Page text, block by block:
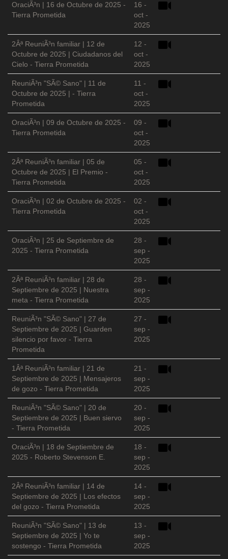
OraciÃ³n | 16 de Octubre de 2025 -
Tierra Prometida
16 -
oct -
2025
2Âª ReuniÃ³n familiar | 12 de
Octubre de 2025 | Ciudadanos del
Cielo - Tierra Prometida
12 -
oct -
2025
ReuniÃ³n "SÃ© Sano" | 11 de
Octubre de 2025 | - Tierra
Prometida
11 -
oct -
2025
OraciÃ³n | 09 de Octubre de 2025 -
Tierra Prometida
09 -
oct -
2025
2Âª ReuniÃ³n familiar | 05 de
Octubre de 2025 | El Premio -
Tierra Prometida
05 -
oct -
2025
OraciÃ³n | 02 de Octubre de 2025 -
Tierra Prometida
02 -
oct -
2025
OraciÃ³n | 25 de Septiembre de
2025 - Tierra Prometida
28 -
sep -
2025
2Âª ReuniÃ³n familiar | 28 de
Septiembre de 2025 | Nuestra
meta - Tierra Prometida
28 -
sep -
2025
ReuniÃ³n "SÃ© Sano" | 27 de
Septiembre de 2025 | Guarden
silencio por favor - Tierra
Prometida
27 -
sep -
2025
1Âª ReuniÃ³n familiar | 21 de
Septiembre de 2025 | Mensajeros
de gozo - Tierra Prometida
21 -
sep -
2025
ReuniÃ³n "SÃ© Sano" | 20 de
Septiembre de 2025 | Buen siervo
- Tierra Prometida
20 -
sep -
2025
OraciÃ³n | 18 de Septiembre de
2025 - Roberto Stevenson E.
18 -
sep -
2025
2Âª ReuniÃ³n familiar | 14 de
Septiembre de 2025 | Los efectos
del gozo - Tierra Prometida
14 -
sep -
2025
ReuniÃ³n "SÃ© Sano" | 13 de
Septiembre de 2025 | Yo te
sostengo - Tierra Prometida
13 -
sep -
2025